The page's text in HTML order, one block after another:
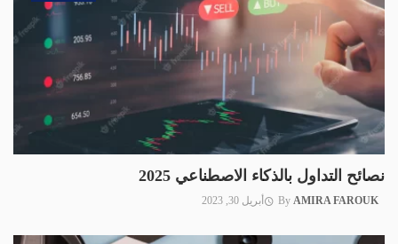
نصائح التداول بالذكاء الاصطناعي 2025
By AMIRA FAROUK أبريل 30, 2023